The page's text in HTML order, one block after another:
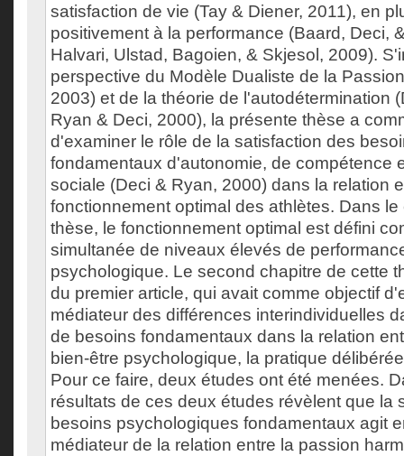
satisfaction de vie (Tay & Diener, 2011), en
positivement à la performance (Baard, Deci,
Halvari, Ulstad, Bagoien, & Skjesol, 2009).
perspective du Modèle Dualiste de la
2003) et de la théorie de l'autodétermination
Ryan & Deci, 2000), la présente thèse a
d'examiner le rôle de la satisfaction des
fondamentaux d'autonomie, de compétence
sociale (Deci & Ryan, 2000) dans la relation
fonctionnement optimal des athlètes. Dans
thèse, le fonctionnement optimal est défini
simultanée de niveaux élevés de
psychologique. Le second chapitre de cette
du premier article, qui avait comme objectif
médiateur des différences interindividuelles
de besoins fondamentaux dans la relation
bien-être psychologique, la pratique
Pour ce faire, deux études ont été menées.
résultats de ces deux études révèlent que la
besoins psychologiques fondamentaux agit
médiateur de la relation entre la passion